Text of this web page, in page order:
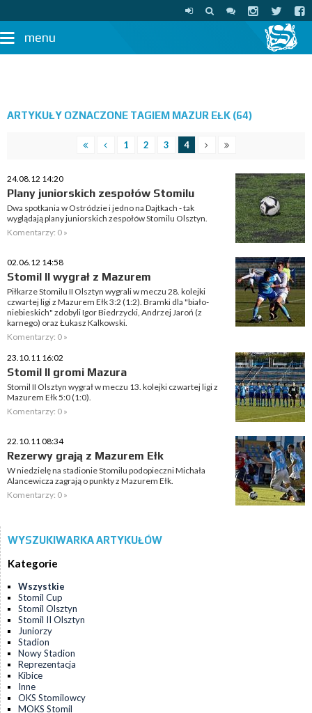
menu
ARTYKUŁY OZNACZONE TAGIEM MAZUR EŁK (64)
1 2 3 4
24.08.12 14:20
Plany juniorskich zespołów Stomilu
Dwa spotkania w Ostródzie i jedno na Dajtkach - tak
wyglądają plany juniorskich zespołów Stomilu Olsztyn.
Komentarzy: 0 »
02.06.12 14:58
Stomil II wygrał z Mazurem
Piłkarze Stomilu II Olsztyn wygrali w meczu 28. kolejki
czwartej ligi z Mazurem Ełk 3:2 (1:2). Bramki dla "biało-
niebieskich" zdobyli Igor Biedrzycki, Andrzej Jaroń (z
karnego) oraz Łukasz Kalkowski.
Komentarzy: 0 »
23.10.11 16:02
Stomil II gromi Mazura
Stomil II Olsztyn wygrał w meczu 13. kolejki czwartej ligi z
Mazurem Ełk 5:0 (1:0).
Komentarzy: 0 »
22.10.11 08:34
Rezerwy grają z Mazurem Ełk
W niedzielę na stadionie Stomilu podopieczni Michała
Alancewicza zagrają o punkty z Mazurem Ełk.
Komentarzy: 0 »
WYSZUKIWARKA ARTYKUŁÓW
Kategorie
Wszystkie
Stomil Cup
Stomil Olsztyn
Stomil II Olsztyn
Juniorzy
Stadion
Nowy Stadion
Reprezentacja
Kibice
Inne
OKS Stomilowcy
MOKS Stomil